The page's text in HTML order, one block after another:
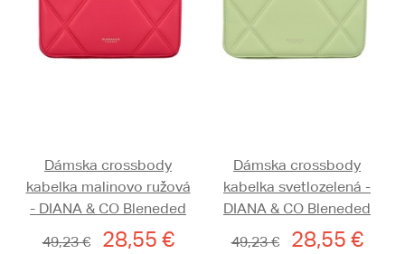
Dámska crossbody
kabelka malinovo ružová
- DIANA & CO Bleneded
49,23 €
28,55 €
Dámska crossbody
kabelka svetlozelená -
DIANA & CO Bleneded
49,23 €
28,55 €